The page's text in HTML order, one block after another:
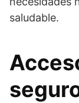
saludable.